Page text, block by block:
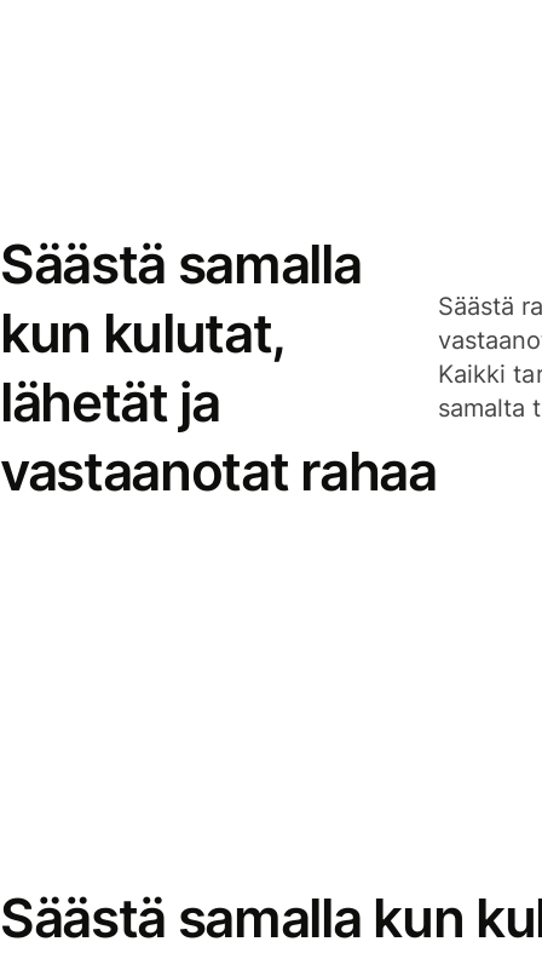
Säästä samalla
kun kulutat,
lähetät ja
vastaanotat rahaa
Säästä
Kaikki
samalta
Säästä samalla kun